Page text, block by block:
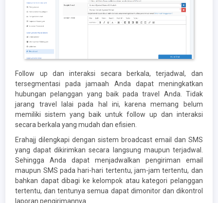
Follow up dan interaksi secara berkala, terjadwal, dan
tersegmentasi pada jamaah Anda dapat meningkatkan
hubungan pelanggan yang baik pada travel Anda. Tidak
jarang travel lalai pada hal ini, karena memang belum
memiliki sistem yang baik untuk follow up dan interaksi
secara berkala yang mudah dan efisien.
Erahajj dilengkapi dengan sistem broadcast email dan SMS
yang dapat dikirimkan secara langsung maupun terjadwal.
Sehingga Anda dapat menjadwalkan pengiriman email
maupun SMS pada hari-hari tertentu, jam-jam tertentu, dan
bahkan dapat dibagi ke kelompok atau kategori pelanggan
tertentu, dan tentunya semua dapat dimonitor dan dikontrol
laporan pengirimannya.